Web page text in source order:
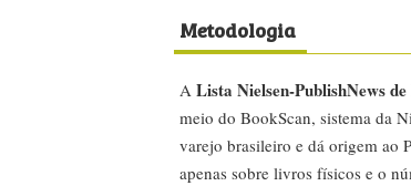
Metodologia
A Lista Nielsen-PublishNews
meio do BookScan, sistema da
varejo brasileiro e dá origem ao
apenas sobre livros físicos e o